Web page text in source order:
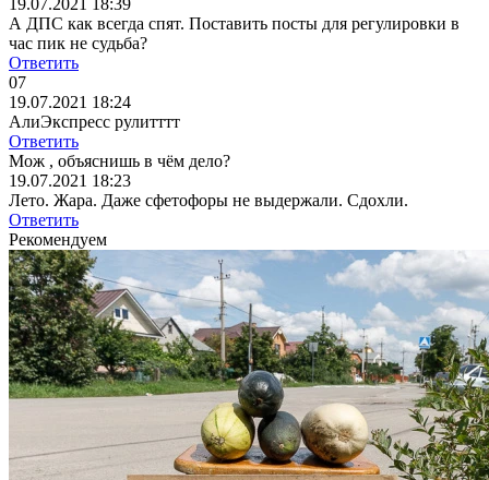
19.07.2021 18:39
А ДПС как всегда спят. Поставить посты для регулировки в
час пик не судьба?
Ответить
07
19.07.2021 18:24
АлиЭкспресс рулитттт
Ответить
Мож , объяснишь в чём дело?
19.07.2021 18:23
Лето. Жара. Даже сфетофоры не выдержали. Сдохли.
Ответить
Рекомендуем